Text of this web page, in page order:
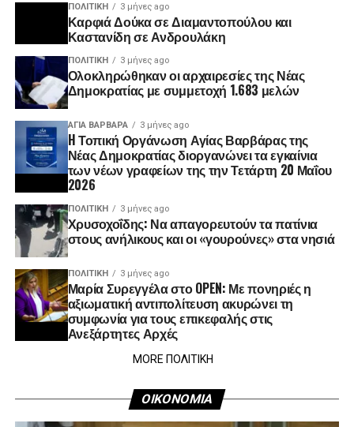
ΠΟΛΙΤΙΚΉ 3 μήνες ago
Καρφιά Δούκα σε Διαμαντοπούλου και
Καστανίδη σε Ανδρουλάκη
ΠΟΛΙΤΙΚΉ 3 μήνες ago
Ολοκληρώθηκαν οι αρχαιρεσίες της Νέας
Δημοκρατίας με συμμετοχή 1.683 μελών
ΑΓΙΑ ΒΑΡΒΑΡΑ 3 μήνες ago
H Τοπική Οργάνωση Αγίας Βαρβάρας της
Νέας Δημοκρατίας διοργανώνει τα εγκαίνια
των νέων γραφείων της την Τετάρτη 20 Μαΐου
2026
ΠΟΛΙΤΙΚΉ 3 μήνες ago
Χρυσοχοΐδης: Να απαγορευτούν τα πατίνια
στους ανήλικους και οι «γουρούνες» στα νησιά
ΠΟΛΙΤΙΚΉ 3 μήνες ago
Μαρία Συρεγγέλα στο OPEN: Με πονηριές η
αξιωματική αντιπολίτευση ακυρώνει τη
συμφωνία για τους επικεφαλής στις
Ανεξάρτητες Αρχές
MORE ΠΟΛΙΤΙΚΗ
ΟΙΚΟΝΟΜΙΑ